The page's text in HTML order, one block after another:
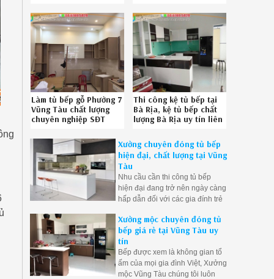
Tàu chuyên nghiệp SĐT
086789.5828
5826198H9
Làm tủ bếp gỗ Phường 7
Vũng Tàu chất lượng
chuyên nghiệp SĐT
3626193Y2
Thi công kệ tủ bếp tại
Bà Rịa, kệ tủ bếp chất
lượng Bà Rịa uy tín liên
5828
Xưởng chuyên đóng tủ bếp
hiện đại, chất lượng tại Vũng
Tàu
Nhu cầu cần thi công tủ bếp
hiện đại đang trở nên ngày càng
hấp dẫn đối với các gia đính trẻ
lý do đó Mộc Vũng Tàu đã nắm
bắt được xu hướng nên chúng
tôi sẵn sàng lên thiết kế và thi
công nội thất phòng bếp cho quý
khách.
Xưởng mộc chuyên đóng tủ
bếp giá rẻ tại Vũng Tàu uy
tín
Bếp được xem là không gian tổ
ấm của mọi gia đình Việt, Xưởng
mộc Vũng Tàu chúng tôi luôn